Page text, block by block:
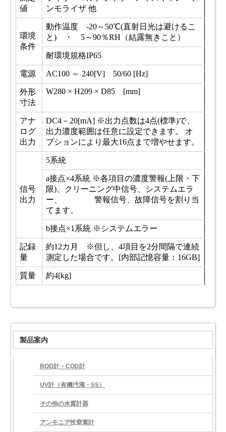
値
ンモライザ 他
環境
条件
動作温度 -20～50℃(直射日光は避けるこ
と) ・ 5～90％RH（結露無きこと）
耐環境規格IP65
電源 AC100 ～ 240[V] 50/60 [Hz]
外形
寸法
W280 × H209 × D85 [mm]
アナ
ログ
出力
DC4－20[mA] ※出力点数は4点(標準)で、
出力濃度範囲は任意に設定できます。 オ
プションにより最大16点まで増やせます。
信号
出力
5系統
a接点×4系統 ※各項目の濃度警報(上限・下
限)、クリーニング中信号、システムエラ
ー、 警報信号、故障信号を割り当
てます。
b接点×1系統 ※システムエラー
記録
量
約12カ月 ※但し、4項目を2分間隔で連続
測定した場合です。[内部記憶容量：16GB]
質量 約4[kg]
製品案内
BOD計・COD計
UV計（有機汚濁・SS）
その他の水質計器
アンモニア性窒素計